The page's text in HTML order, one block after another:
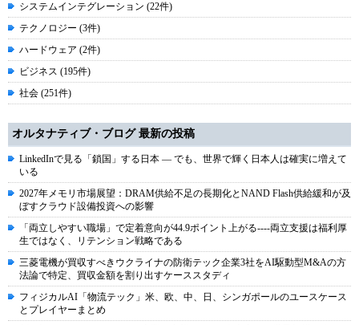
システムインテグレーション (22件)
テクノロジー (3件)
ハードウェア (2件)
ビジネス (195件)
社会 (251件)
オルタナティブ・ブログ 最新の投稿
LinkedInで見る「鎖国」する日本 ― でも、世界で輝く日本人は確実に増えて
いる
2027年メモリ市場展望：DRAM供給不足の長期化とNAND Flash供給緩和が及
ぼすクラウド設備投資への影響
「両立しやすい職場」で定着意向が44.9ポイント上がる----両立支援は福利厚
生ではなく、リテンション戦略である
三菱電機が買収すべきウクライナの防衛テック企業3社をAI駆動型M&Aの方
法論で特定、買収金額を割り出すケーススタディ
フィジカルAI「物流テック」米、欧、中、日、シンガポールのユースケース
とプレイヤーまとめ